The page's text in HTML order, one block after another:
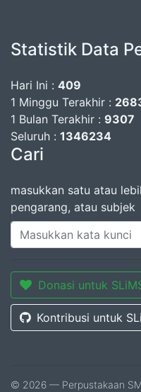
Statistik Data
Hari Ini : 409
1 Minggu Terakhir :
1 Bulan Terakhir : 9307
Seluruh : 1346234
Cari
masukkan satu atau
pengarang, atau subjek
Donasi untuk
Kontribusi untuk
© 2026 — Perpustakaan